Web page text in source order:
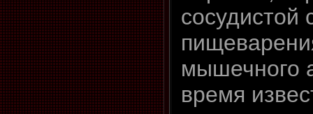
сосудистой
мышечного
время